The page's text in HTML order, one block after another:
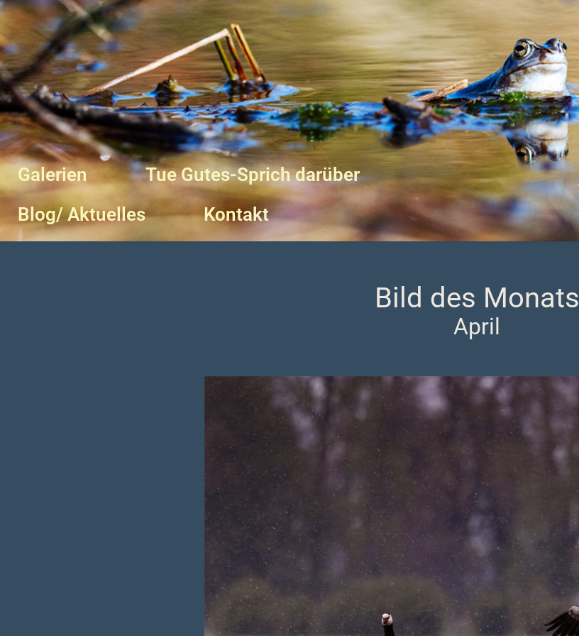
Galerien
Tue Gutes-Sprich darüber
Blog/ Aktuelles
Kontakt
Bild des Monats
April